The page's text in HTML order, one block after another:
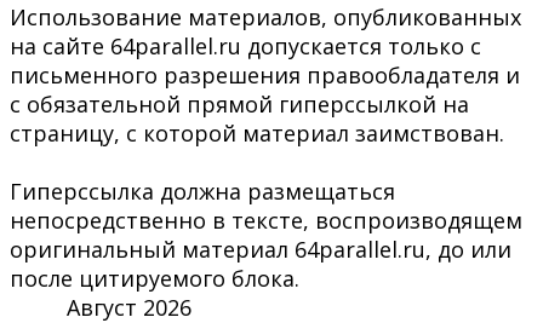
Использование материалов, опубликованных
на сайте 64parallel.ru допускается только с
письменного разрешения правообладателя и
с обязательной прямой гиперссылкой на
страницу, с которой материал заимствован.
Гиперссылка должна размещаться
непосредственно в тексте, воспроизводящем
оригинальный материал 64parallel.ru, до или
после цитируемого блока.
Август 2026